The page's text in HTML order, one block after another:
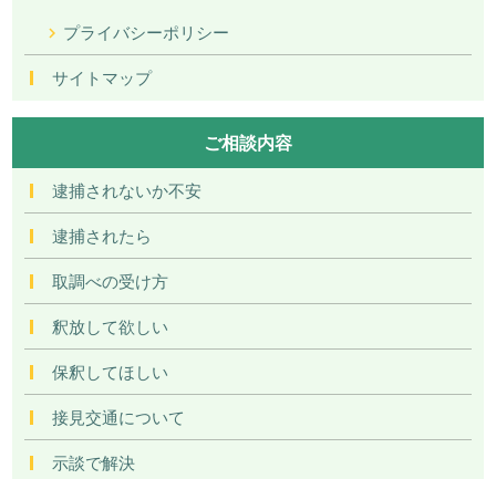
プライバシーポリシー
サイトマップ
ご相談内容
逮捕されないか不安
逮捕されたら
取調べの受け方
釈放して欲しい
保釈してほしい
接見交通について
示談で解決